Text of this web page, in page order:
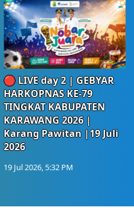
🔴 LIVE day 2 | GEBYAR
HARKOPNAS KE-79
TINGKAT KABUPATEN
KARAWANG 2026 |
Karang Pawitan |19 Juli
2026
19 Jul 2026, 5:32 PM